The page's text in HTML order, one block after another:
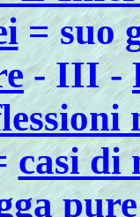
= suo
- III -
casi di